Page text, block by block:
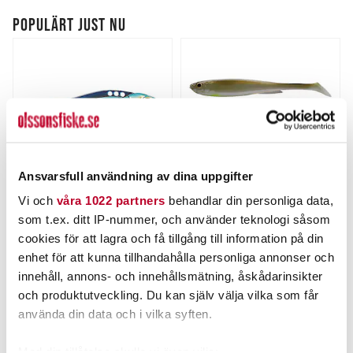
Ansvarsfull användning av dina uppgifter
Vi och våra 1022 partners behandlar din personliga data,
som t.ex. ditt IP-nummer, och använder teknologi såsom
cookies för att lagra och få tillgång till information på din
enhet för att kunna tillhandahålla personliga annonser och
innehåll, annons- och innehållsmätning, åskådarinsikter
och produktutveckling. Du kan själv välja vilka som får
använda din data och i vilka syften.
POPULÄRT JUST NU
STRIKE PRO
Strike Pro Astro Vibe
3,5cm 4,5g.
Nuvarande pris:
95,00 krTidigare pris:
119,00 kr
95,00 kr
119,00 kr
FINNS I LAGER.
DAIWA
Daiwa Slim Shad Y 135mm
4st/fp
Nuvarande pris:
79,00 krTidigare pris:
89,00 kr
79,00 kr
89,00 kr
FINNS I LAGER.